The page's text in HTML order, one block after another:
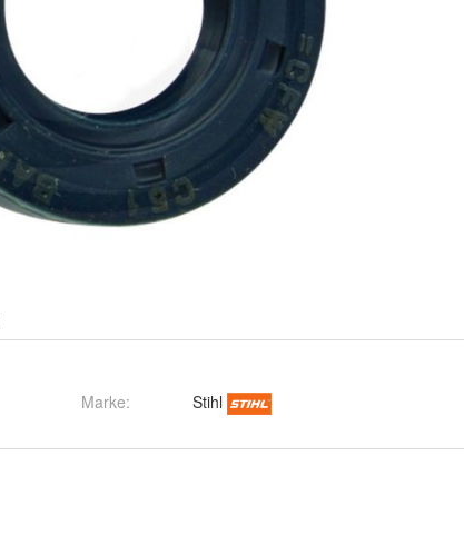
Marke: Stihl